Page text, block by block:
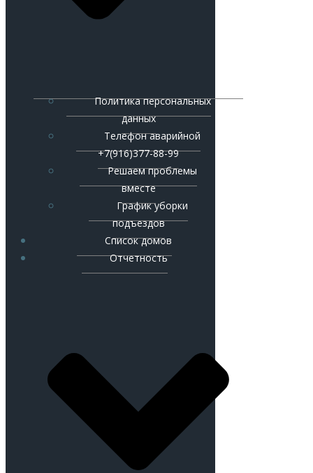
Политика персональных
данных
Телефон аварийной
+7(916)377-88-99
Решаем проблемы
вместе
График уборки
подъездов
Список домов
Отчетность